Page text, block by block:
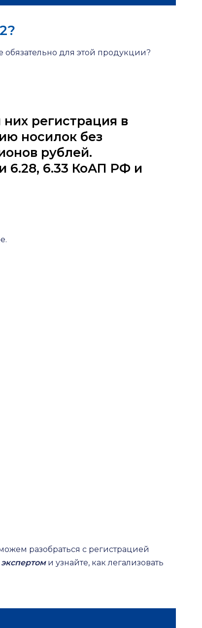
для этой продукции?
регистрация в
носилок без
рублей.
6.28, 6.33 КоАП РФ и
разобраться с регистрацией
и узнайте, как легализовать